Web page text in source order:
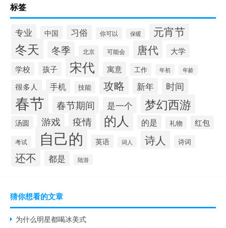
标签
专业 中国 习俗 你可以 保暖 元宵节
冬天 冬季 北京 可能会 唐代
大学
学校
孩子 宋代 寓意 工作 年初 年龄
很多人 手机 技能 攻略 新年 时间
春节 春节期间 是一个 梦幻西游
汤圆 游戏 疫情 的人 的是 礼物 红包
考试 自己的 英语 词人 诗人 诗词
还不 都是 陆游
猜你想看的文章
为什么明星都喝冰美式